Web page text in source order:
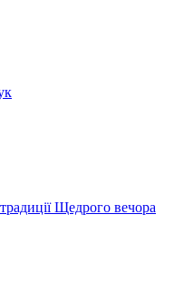
Щедрого вечора